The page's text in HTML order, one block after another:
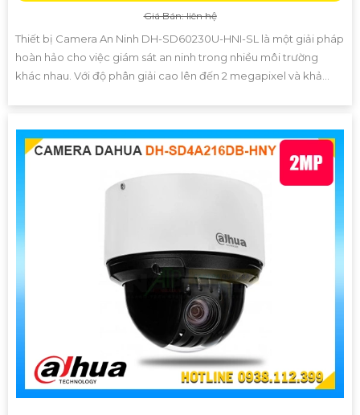
Giá Bán: liên hệ
Thiết bị Camera An Ninh DH-SD60230U-HNI-SL là một giải pháp
hoàn hảo cho việc giám sát an ninh trong nhiều môi trường
khác nhau. Với độ phân giải cao lên đến 2 megapixel và khả...